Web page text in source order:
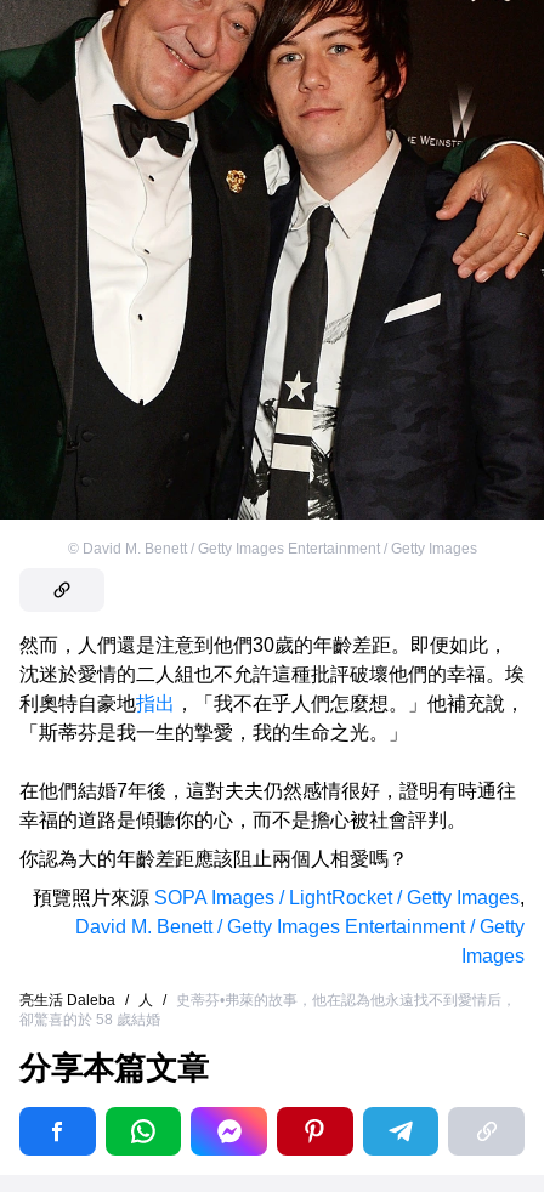
© David M. Benett / Getty Images Entertainment / Getty Images
然而，人們還是注意到他們30歲的年齡差距。即便如此，
沈迷於愛情的二人組也不允許這種批評破壞他們的幸福。埃
利奧特自豪地指出 ，「我不在乎人們怎麼想。」他補充說，
「斯蒂芬是我一生的摯愛，我的生命之光。」
在他們結婚7年後，這對夫夫仍然感情很好，證明有時通往
幸福的道路是傾聽你的心，而不是擔心被社會評判。
你認為大的年齡差距應該阻止兩個人相愛嗎？
預覽照片來源 SOPA Images / LightRocket / Getty Images,
David M. Benett / Getty Images Entertainment / Getty
Images
亮生活 Daleba / 人 /
史蒂芬•弗萊的故事，他在認為他永遠找不到愛情后，
卻驚喜的於 58 歲結婚
分享本篇文章